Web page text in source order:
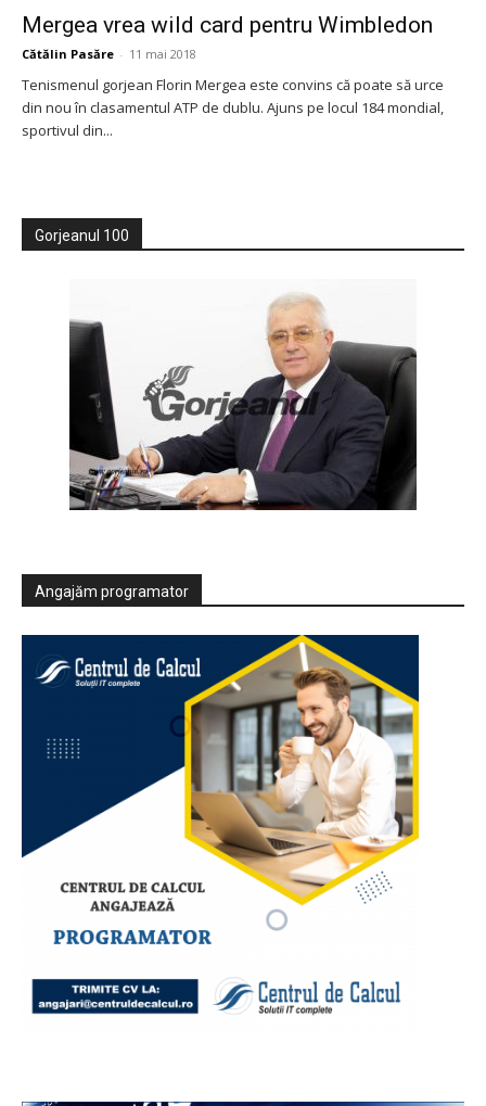
Mergea vrea wild card pentru Wimbledon
Cătălin Pasăre - 11 mai 2018
Tenismenul gorjean Florin Mergea este convins că poate să urce
din nou în clasamentul ATP de dublu. Ajuns pe locul 184 mondial,
sportivul din...
Gorjeanul 100
Angajăm programator